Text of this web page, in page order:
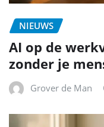
NIEUWS
AI op de
zonder je
Grover de Man